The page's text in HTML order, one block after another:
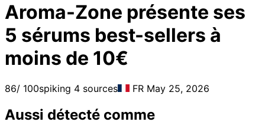
Aroma-Zone présente ses
5 sérums best-sellers à
moins de 10€
86/ 100spiking 4 sources FR May 25, 2026
Aussi détecté comme